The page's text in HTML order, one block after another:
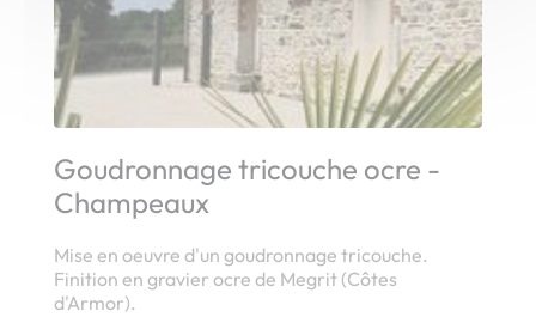
Goudronnage tricouche ocre -
Champeaux
Mise en oeuvre d'un goudronnage tricouche.
Finition en gravier ocre de Megrit (Côtes
d'Armor).